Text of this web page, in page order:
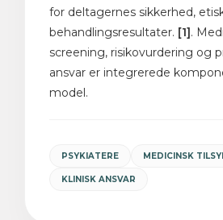
for deltagernes sikkerhed,
behandlingsresultater. [1].
screening, risikovurdering og
ansvar er integrerede
model.
PSYKIATERE MEDICINSK
KLINISK ANSVAR